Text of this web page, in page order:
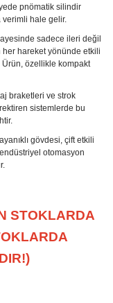
pnömatik silindir
verimli hale gelir.
sadece ileri değil
hareket yönünde etkili
Ürün, özellikle kompakt
braketleri ve strok
sistemlerde bu
gövdesi, çift etkili
otomasyon
STOKLARDA